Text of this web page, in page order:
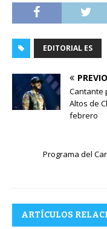
EDITORIAL ES
Cantante
Altos de
febrero
Programa del
ARTÍCULOS